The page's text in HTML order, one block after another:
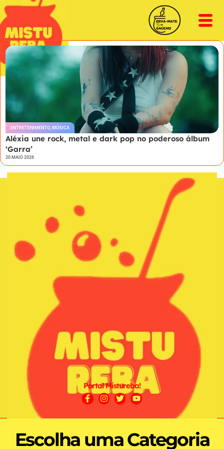
ENTRETENIMENTO, MÚSICA
Aléxia une rock, metal e dark pop no poderoso álbum
‘Garra’
20 MAIO 2026
Portal Mistureba!
Escolha uma Categoria